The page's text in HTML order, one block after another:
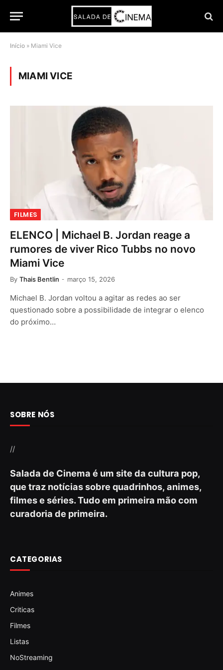
Início » Miami Vice
MIAMI VICE
FILMES
ELENCO | Michael B. Jordan reage a
rumores de viver Rico Tubbs no novo
Miami Vice
By Thais Bentlin março 15, 2026
Michael B. Jordan voltou a agitar as redes ao ser
questionado sobre a possibilidade de integrar o elenco
do próximo…
SOBRE NÓS
//
Salada de Cinema é um site da cultura pop,
que traz notícias sobre quadrinhos, animes,
filmes e séries. Tudo em primeira mão com
curadoria de primeira.
CATEGORIAS
Animes
Criticas
Filmes
Listas
NoStreaming